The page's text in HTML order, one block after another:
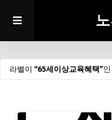
라벨이 65세이상교육혜택